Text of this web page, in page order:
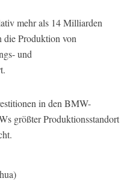
mehr als 14 Milliarden
Produktion von
und
in den BMW-
größter Produktionsstandort